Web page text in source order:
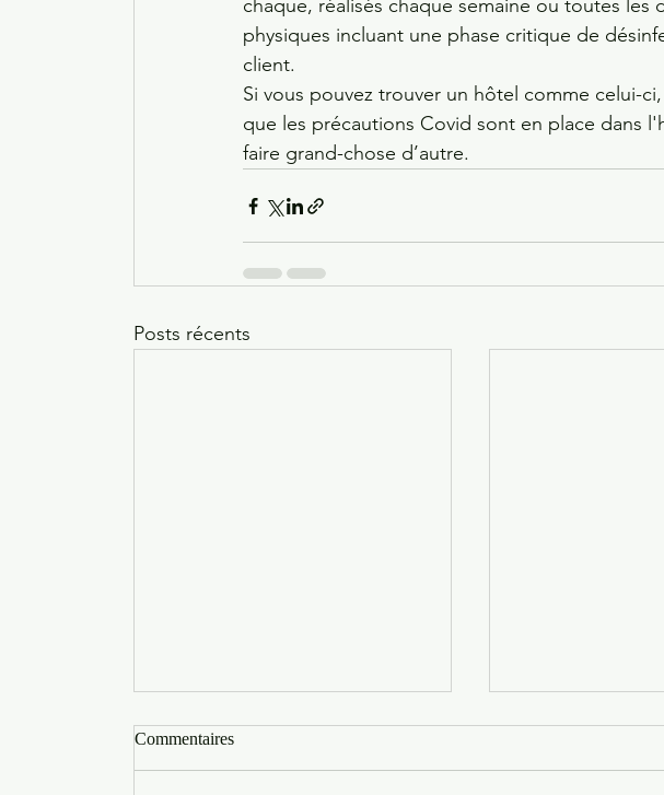
chaque, réalisés chaque semaine ou toutes les
physiques incluant une phase critique de
client.
Si vous pouvez trouver un hôtel comme celui-
que les précautions Covid sont en place dans
faire grand-chose d’autre.
Posts récents
Commentaires